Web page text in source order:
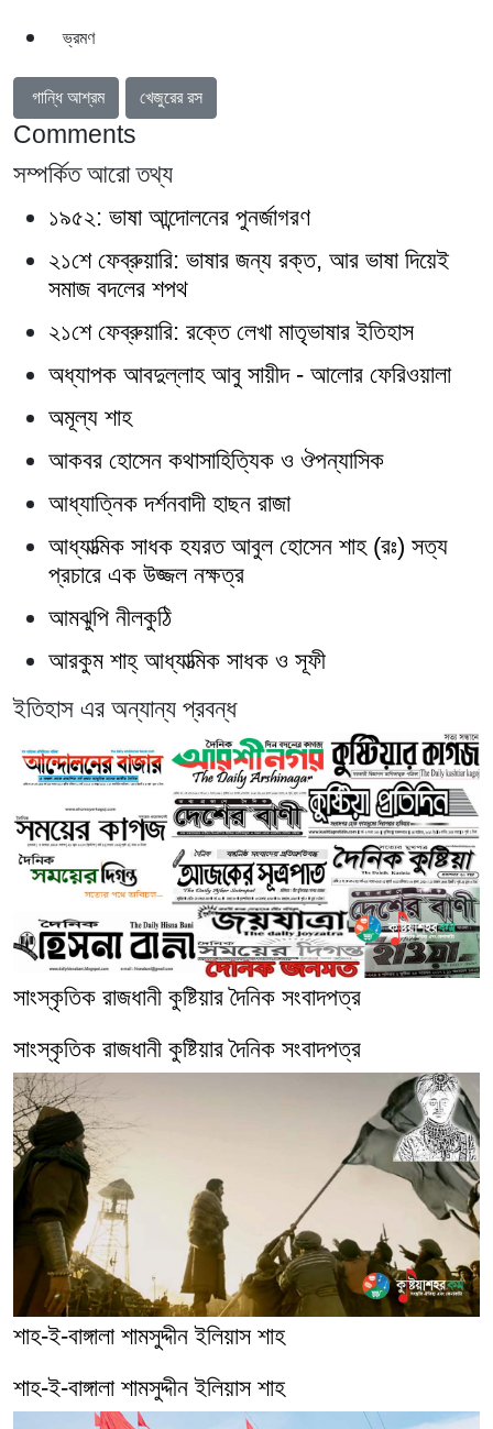
ভ্রমণ
আগের নিবন্ধ: গান্ধি আশ্রম
গান্ধি আশ্রম পরবর্তী নিবন্ধ: খেজুরের রস
খেজুরের রস
Comments
সম্পর্কিত আরো তথ্য
১৯৫২: ভাষা আন্দোলনের পুনর্জাগরণ
২১শে ফেব্রুয়ারি: ভাষার জন্য রক্ত, আর ভাষা দিয়েই
সমাজ বদলের শপথ
২১শে ফেব্রুয়ারি: রক্তে লেখা মাতৃভাষার ইতিহাস
অধ্যাপক আবদুল্লাহ আবু সায়ীদ - আলোর ফেরিওয়ালা
অমূল্য শাহ
আকবর হোসেন কথাসাহিত্যিক ও ঔপন্যাসিক
আধ্যাত্নিক দর্শনবাদী হাছন রাজা
আধ্যাত্মিক সাধক হযরত আবুল হোসেন শাহ (রঃ) সত্য
প্রচারে এক উজ্জল নক্ষত্র
আমঝুপি নীলকুঠি
আরকুম শাহ্‌ আধ্যাত্মিক সাধক ও সূফী
ইতিহাস এর অন্যান্য প্রবন্ধ
সাংস্কৃতিক রাজধানী কুষ্টিয়ার দৈনিক সংবাদপত্র
সাংস্কৃতিক রাজধানী কুষ্টিয়ার দৈনিক সংবাদপত্র
শাহ-ই-বাঙ্গালা শামসুদ্দীন ইলিয়াস শাহ
শাহ-ই-বাঙ্গালা শামসুদ্দীন ইলিয়াস শাহ